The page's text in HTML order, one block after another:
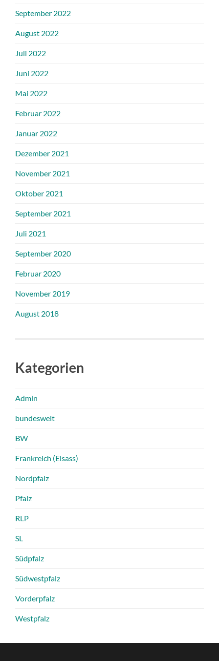
September 2022
August 2022
Juli 2022
Juni 2022
Mai 2022
Februar 2022
Januar 2022
Dezember 2021
November 2021
Oktober 2021
September 2021
Juli 2021
September 2020
Februar 2020
November 2019
August 2018
Kategorien
Admin
bundesweit
BW
Frankreich (Elsass)
Nordpfalz
Pfalz
RLP
SL
Südpfalz
Südwestpfalz
Vorderpfalz
Westpfalz